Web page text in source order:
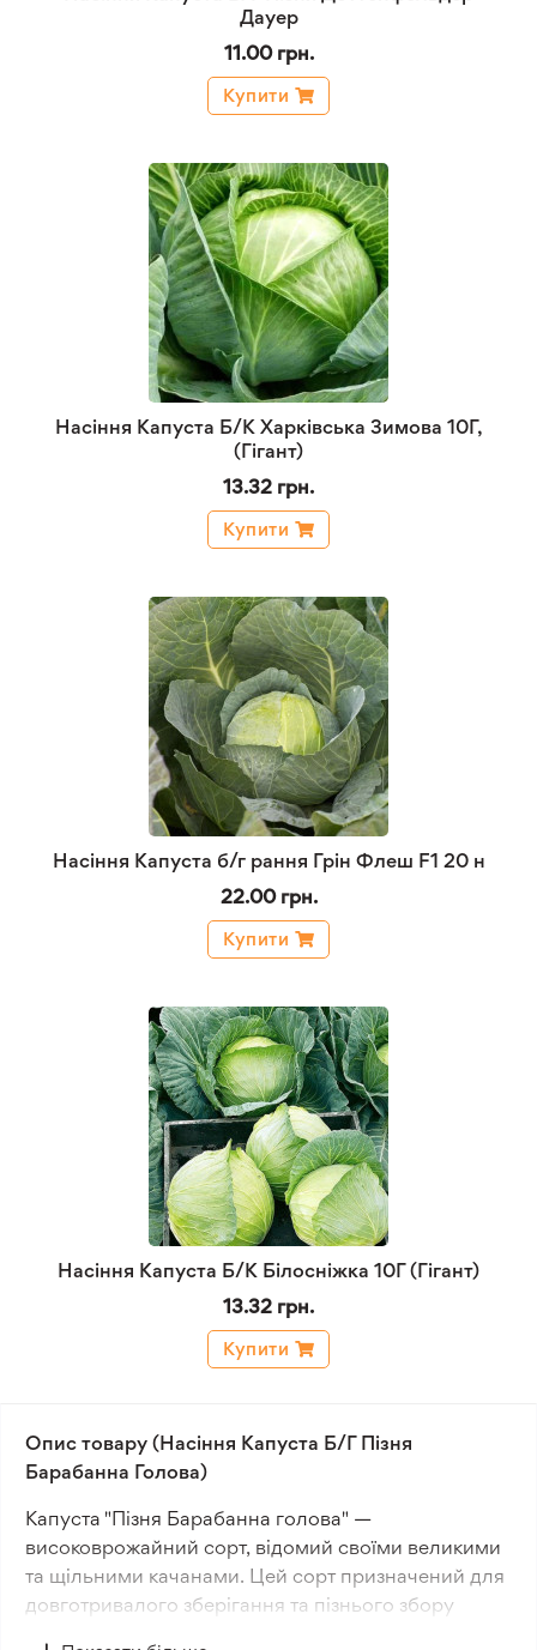
Дауер
11.00 грн.
Купити
Насіння Капуста Б/К Харківська Зимова 10Г,
(Гігант)
13.32 грн.
Купити
Насіння Капуста б/г рання Грін Флеш F1 20 н
22.00 грн.
Купити
Насіння Капуста Б/К Білосніжка 10Г (Гігант)
13.32 грн.
Купити
Опис товару (Насіння Капуста Б/Г Пізня
Барабанна Голова)
Капуста "Пізня Барабанна голова" —
високоврожайний сорт, відомий своїми великими
та щільними качанами. Цей сорт призначений для
довготривалого зберігання та пізнього збору